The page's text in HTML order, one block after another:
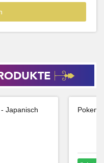
Japanisch